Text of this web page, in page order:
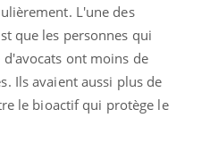
L'une des
que les personnes qui
ont moins de
Ils avaient aussi plus de
le bioactifqui protège le